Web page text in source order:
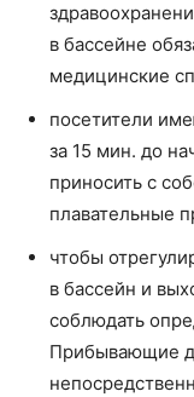
в бассейне
медицинские
посетители
за 15 мин. до
приносить с
плавательные
чтобы
в бассейн и
соблюдать
Прибывающие